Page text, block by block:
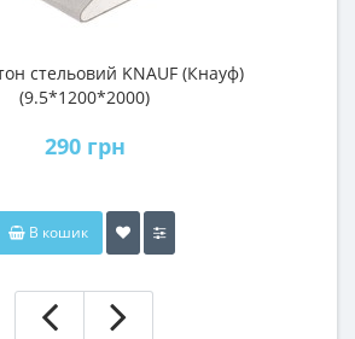
стельовий KNAUF (Кнауф)
(9.5*1200*2000)
290 грн
В кошик